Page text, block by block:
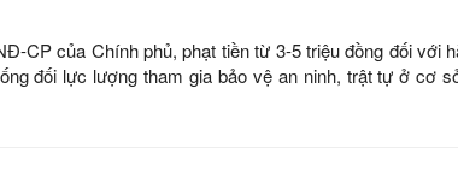
CP của Chính phủ, phạt tiền từ 3-5 triệu đồng đối với
đối lực lượng tham gia bảo vệ an ninh, trật tự ở cơ